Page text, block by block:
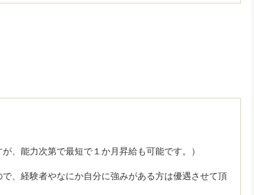
、能力次第で最短で１か月昇給も可能です。）
、経験者やなにか自分に強みがある方は優遇させて頂